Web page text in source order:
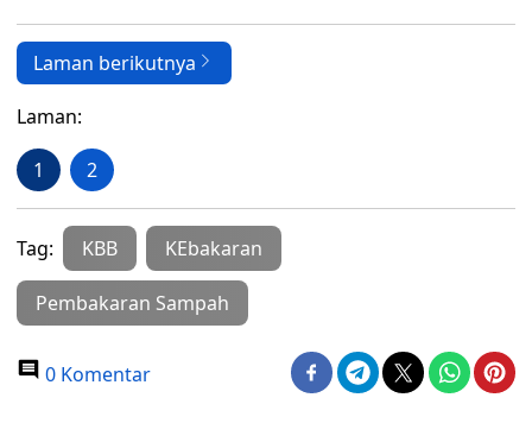
Laman berikutnya
Laman:
1 2
Tag: KBB KEbakaran
Pembakaran Sampah
0 Komentar